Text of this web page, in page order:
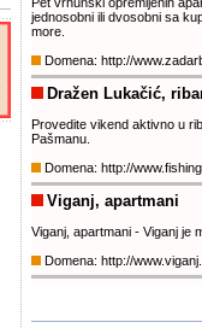
jednosobni ili dvosobni sa
more.
Domena: http://
Dražen Lukačić,
Provedite vikend aktivno u
Pašmanu.
Domena: http://
Viganj, apartmani
Viganj, apartmani - Viganj je
Domena: http://